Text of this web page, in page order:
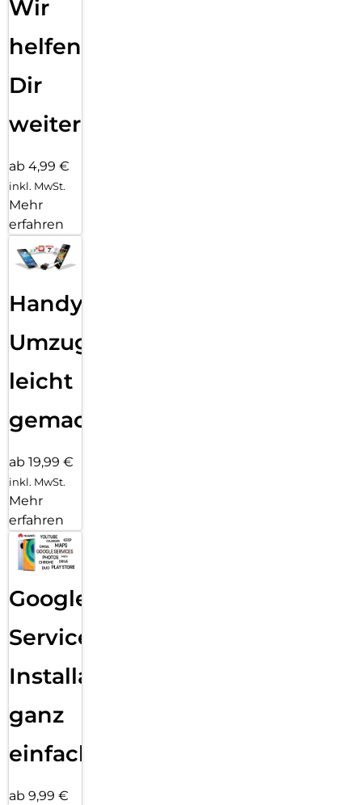
Wir
helfen
Dir
weiter
ab 4,99 €
inkl. MwSt.
Mehr
erfahren
Handy
Umzug
leicht
gemacht!
ab 19,99 €
inkl. MwSt.
Mehr
erfahren
Google
Services
Installation
ganz
einfach
ab 9,99 €